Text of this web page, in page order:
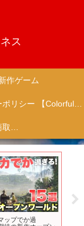
ス
作ゲーム
プライバシーポリシー 【Colorful Creation】
特定商取引法に基づく表記（商取引に関する開示）
ップでか過